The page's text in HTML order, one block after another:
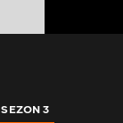
SEZON 3